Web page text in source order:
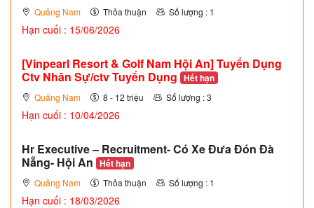
Quảng Nam Thỏa thuận Số lượng : 1
Hạn cuối : 15/06/2026
[Vinpearl Resort & Golf Nam Hội An] Tuyển Dụng
Ctv Nhân Sự/ctv Tuyển Dụng Hết hạn
Quảng Nam 8 - 12 triệu Số lượng : 3
Hạn cuối : 10/04/2026
Hr Executive – Recruitment- Có Xe Đưa Đón Đà
Nẵng- Hội An Hết hạn
Quảng Nam Thỏa thuận Số lượng : 1
Hạn cuối : 18/03/2026